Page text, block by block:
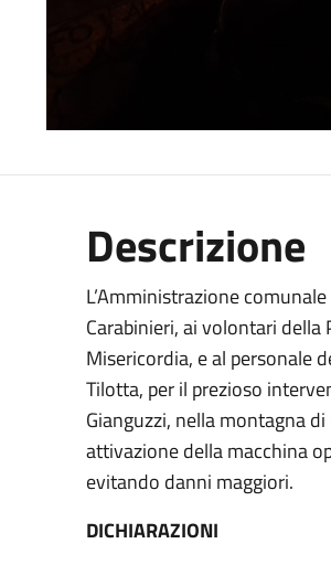
Descrizione
L’Amministrazione
Carabinieri, ai volontari
Misericordia, e al personale
Tilotta, per il prezioso
Gianguzzi, nella montagna
attivazione della macchina
evitando danni maggiori.
DICHIARAZIONI